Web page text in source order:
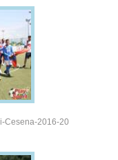
Cesena-2016-20